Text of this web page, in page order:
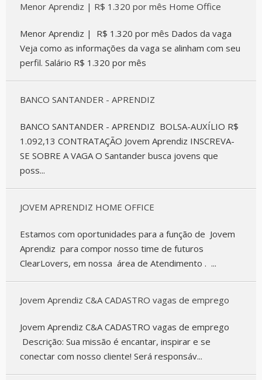
Menor Aprendiz | R$ 1.320 por mês Home Office
Menor Aprendiz | R$ 1.320 por mês Dados da vaga
Veja como as informações da vaga se alinham com seu
perfil. Salário R$ 1.320 por mês
BANCO SANTANDER - APRENDIZ
BANCO SANTANDER - APRENDIZ BOLSA-AUXÍLIO R$
1.092,13 CONTRATAÇÃO Jovem Aprendiz INSCREVA-
SE SOBRE A VAGA O Santander busca jovens que
poss...
JOVEM APRENDIZ HOME OFFICE
Estamos com oportunidades para a função de Jovem
Aprendiz para compor nosso time de futuros
ClearLovers, em nossa área de Atendimento . ...
Jovem Aprendiz C&A CADASTRO vagas de emprego
Jovem Aprendiz C&A CADASTRO vagas de emprego
Descrição: Sua missão é encantar, inspirar e se
conectar com nosso cliente! Será responsáv...